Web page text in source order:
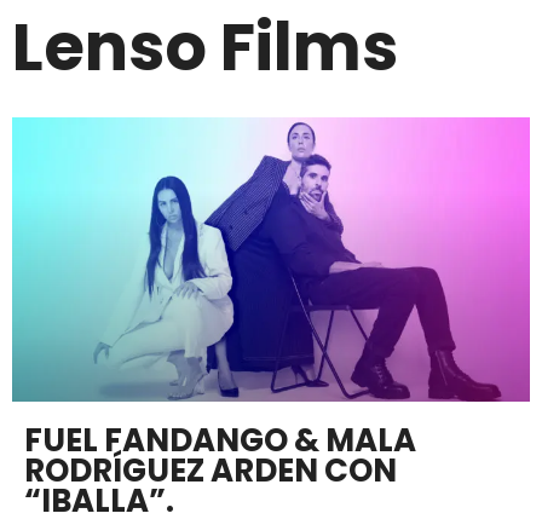
Lenso Films
FUEL FANDANGO & MALA
RODRÍGUEZ ARDEN CON
“IBALLA”.